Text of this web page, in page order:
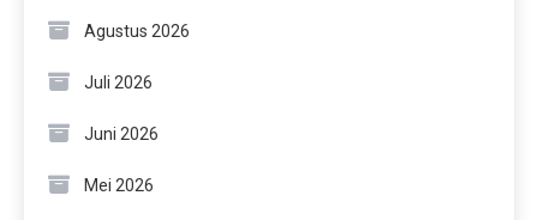
Agustus 2026
Juli 2026
Juni 2026
Mei 2026